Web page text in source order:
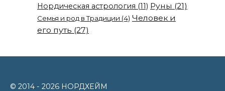
Нордическая астрология (11) Руны (21)
Семья и род в Традиции (4) Человек и
его путь (27)
© 2014 - 2026 НОРДХЕЙМ